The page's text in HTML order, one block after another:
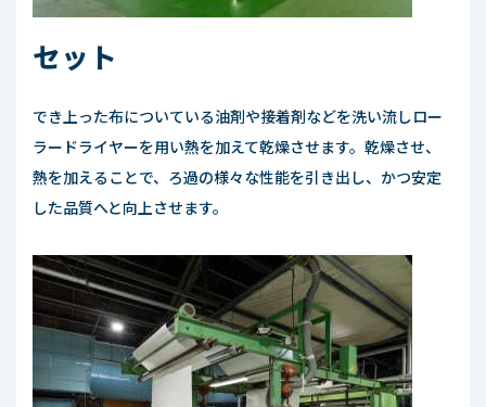
セット
でき上った布についている油剤や接着剤などを洗い流しロー
ラードライヤーを用い熱を加えて乾燥させます。乾燥させ、
熱を加えることで、ろ過の様々な性能を引き出し、かつ安定
した品質へと向上させます。